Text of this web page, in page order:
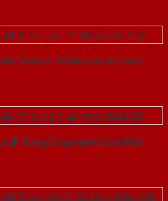
Veneer P1R4 Căm Xe-SGD
2P dung 2 tay nam Cửa-SGD